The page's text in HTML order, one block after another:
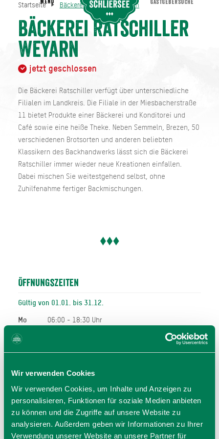
Wir verwenden Cookies
Wir verwenden Cookies, um Inhalte und Anzeigen zu
personalisieren, Funktionen für soziale Medien anbieten
zu können und die Zugriffe auf unsere Website zu
analysieren. Außerdem geben wir Informationen zu Ihrer
Verwendung unserer Website an unsere Partner für
Startseite Bäckerei Ratschiller Weyarn
Bäckerei Ratschiller
Weyarn
jetzt geschlossen
Die Bäckerei Ratschiller verfügt über unterschiedliche
Filialen im Landkreis. Die Filiale in der Miesbacherstraße
11 bietet Produkte einer Bäckerei und Konditorei und
Café sowie eine heiße Theke. Neben Semmeln, Brezen, 50
verschiedenen Brotsorten und anderen beliebten
Klassikern des Backhandwerks lässt sich die Bäckerei
Ratschiller immer wieder neue Kreationen einfallen.
Dabei mischen Sie weitestgehend selbst, ohne
Zuhilfenahme fertiger Backmischungen.
Öffnungszeiten
Gültig von 01.01. bis 31.12.
Mo
06:00 - 18:30 Uhr
Di
Mi
Fr
06:00 - 18:30 Uhr
Sa
06:00 - 17:00 Uhr
So
07:00 - 17:00 Uhr
Allgemeiner Hinweis:
Bei den hier angegeben Öffnungszeiten handelt es sich
Startseite Bäckerei Ratschiller Weyarn
MENU GASTGEBERSUCHE